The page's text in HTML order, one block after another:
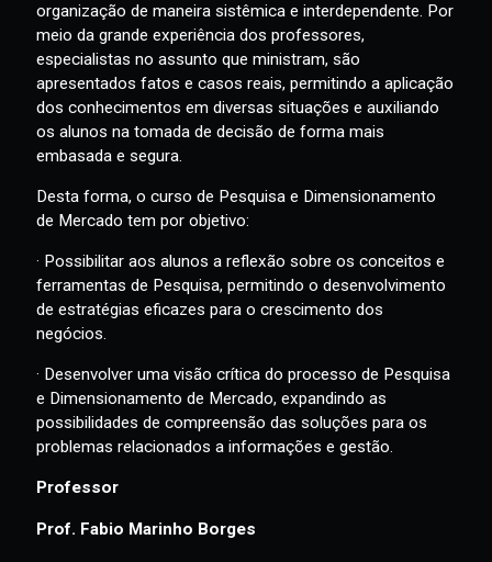
O curso traz uma visão de Pesquisa e Dimensionamento
de Mercado que permite enxergar os acontecimentos da
organização de maneira sistêmica e interdependente. Por
meio da grande experiência dos professores,
especialistas no assunto que ministram, são
apresentados fatos e casos reais, permitindo a aplicação
os alunos na tomada de decisão de forma mais
embasada e segura.
Desta forma, o curso de Pesquisa e Dimensionamento
de Mercado tem por objetivo:
· Possibilitar aos alunos a reflexão sobre os conceitos e
de estratégias eficazes para o crescimento dos
negócios.
· Desenvolver uma visão crítica do processo de Pesquisa
e Dimensionamento de Mercado, expandindo as
problemas relacionados a informações e gestão.